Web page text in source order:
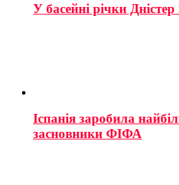
У басейні річки
Іспанія заробила
засновники ФІФА